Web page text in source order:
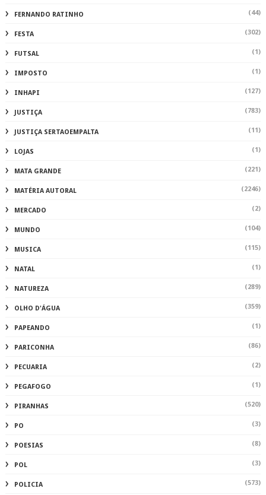
FERNANDO RATINHO (44)
FESTA (302)
FUTSAL (1)
IMPOSTO (1)
INHAPI (127)
JUSTIÇA (783)
JUSTIÇA SERTAOEMPALTA (11)
LOJAS (1)
MATA GRANDE (221)
MATÉRIA AUTORAL (2246)
MERCADO (2)
MUNDO (104)
MUSICA (115)
NATAL (1)
NATUREZA (289)
OLHO D'ÁGUA (359)
PAPEANDO (1)
PARICONHA (86)
PECUARIA (2)
PEGAFOGO (1)
PIRANHAS (520)
PO (3)
POESIAS (8)
POL (3)
POLICIA (573)